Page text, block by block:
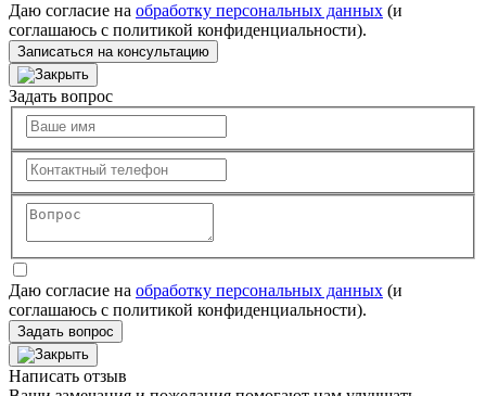
Даю согласие на обработку персональных данных (и
соглашаюсь с политикой конфиденциальности).
Записаться на консультацию
Задать вопрос
Даю согласие на обработку персональных данных (и
соглашаюсь с политикой конфиденциальности).
Задать вопрос
Написать отзыв